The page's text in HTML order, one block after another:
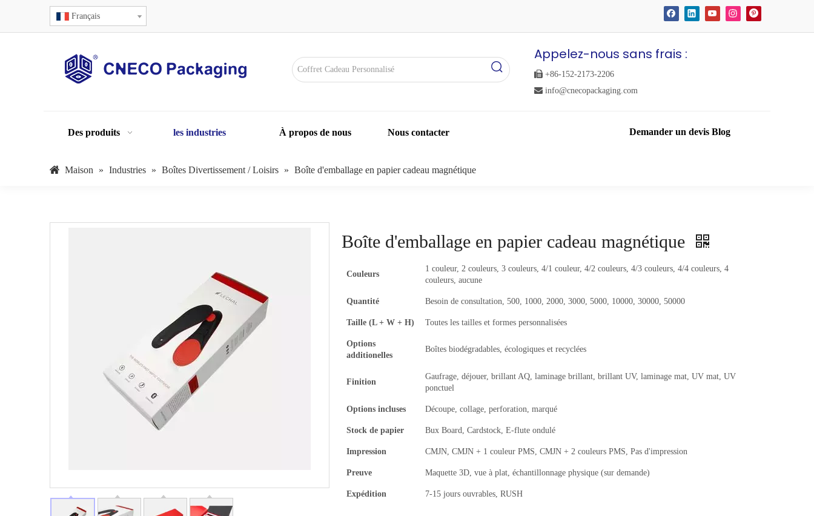
Français
Appelez-nous sans frais :
 +86-152-2173-2206
 info@cnecopackaging.com
Des produits les industries À propos de nous Nous contacter Demander un devis Blog
Maison » Industries » Boîtes Divertissement / Loisirs » Boîte d'emballage en papier cadeau magnétique
Boîte d'emballage en papier cadeau magnétique
Couleurs
1 couleur, 2 couleurs, 3 couleurs, 4/1 couleur, 4/2 couleurs, 4/3 couleurs, 4/4 couleurs, 4
couleurs, aucune
Quantité Besoin de consultation, 500, 1000, 2000, 3000, 5000, 10000, 30000, 50000
Taille (L + W + H) Toutes les tailles et formes personnalisées
Options
additionelles
Boîtes biodégradables, écologiques et recyclées
Finition
Gaufrage, déjouer, brillant AQ, laminage brillant, brillant UV, laminage mat, UV mat, UV
ponctuel
Options incluses Découpe, collage, perforation, marqué
Stock de papier Bux Board, Cardstock, E-flute ondulé
Impression CMJN, CMJN + 1 couleur PMS, CMJN + 2 couleurs PMS, Pas d'impression
Preuve Maquette 3D, vue à plat, échantillonnage physique (sur demande)
Expédition 7-15 jours ouvrables, RUSH